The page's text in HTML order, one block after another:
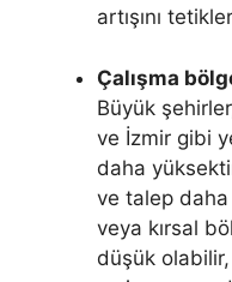
artışını
Çalışma
Büyük
ve İzmir gibi
daha
ve talep daha
veya kırsal
düşük